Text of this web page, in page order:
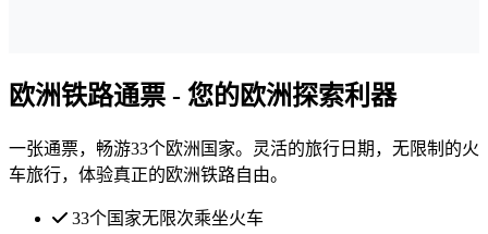
欧洲铁路通票 - 您的欧洲探索利器
一张通票，畅游33个欧洲国家。灵活的旅行日期，无限制的火
车旅行，体验真正的欧洲铁路自由。
33个国家无限次乘坐火车